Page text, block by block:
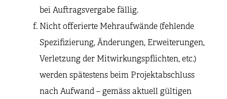
bei Auftragsvergabe fällig.
Nicht offerierte Mehraufwände (fehlende
Spezifizierung, Änderungen, Erweiterungen,
Verletzung der Mitwirkungspflichten, etc.)
werden spätestens beim Projektabschluss
nach Aufwand – gemäss aktuell gültigen